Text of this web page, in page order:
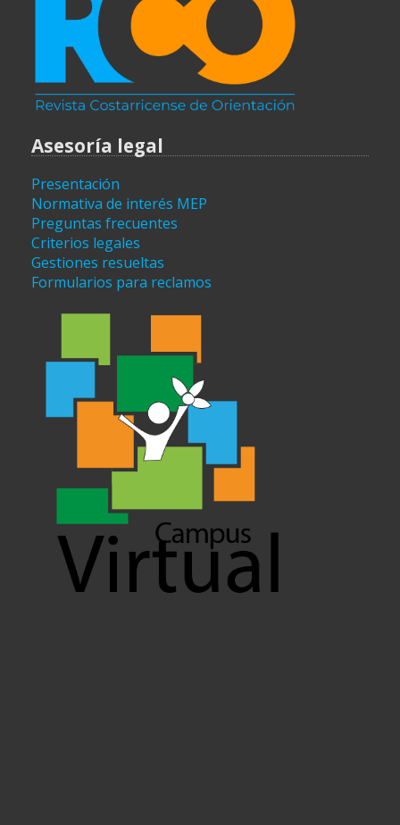
Asesoría legal
Presentación
Normativa de interés MEP
Preguntas frecuentes
Criterios legales
Gestiones resueltas
Formularios para reclamos